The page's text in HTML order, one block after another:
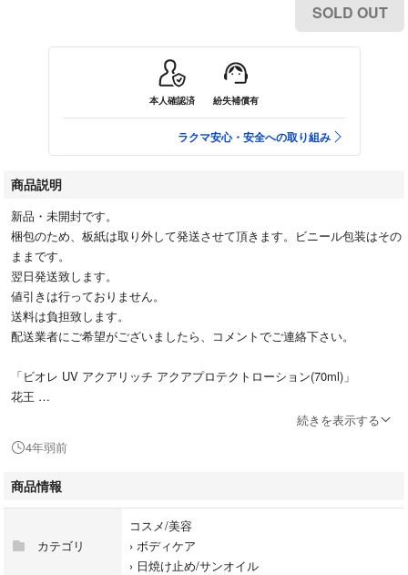
SOLD OUT
本人確認済 紛失補償有
ラクマ安心・安全への取り組み
商品説明
新品・未開封です。
梱包のため、板紙は取り外して発送させて頂きます。ビニール包装はその
ままです。
翌日発送致します。
値引きは行っておりません。
送料は負担致します。
配送業者にご希望がございましたら、コメントでご連絡下さい。
「ビオレ UV アクアリッチ アクアプロテクトローション(70ml)」
花王
#コスメ/美容
#ボディケア
#日焼け止め/サンオイル
220705_344_729_ラクマ ビオレUVアクアリッチ
続きを表示する
4年弱前
商品情報
カテゴリ
コスメ/美容
› ボディケア
› 日焼け止め/サンオイル